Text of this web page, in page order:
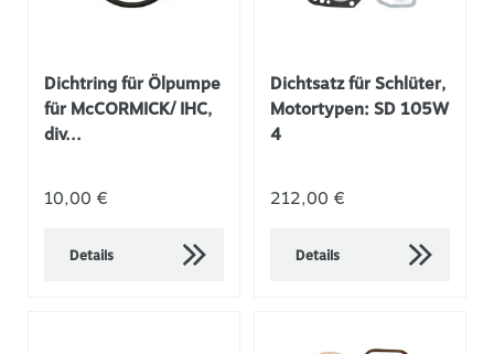
Dichtring für Ölpumpe
für McCORMICK/ IHC,
div...
10,00 €
Details
Dichtsatz für Schlüter,
Motortypen: SD 105W
4
212,00 €
Details